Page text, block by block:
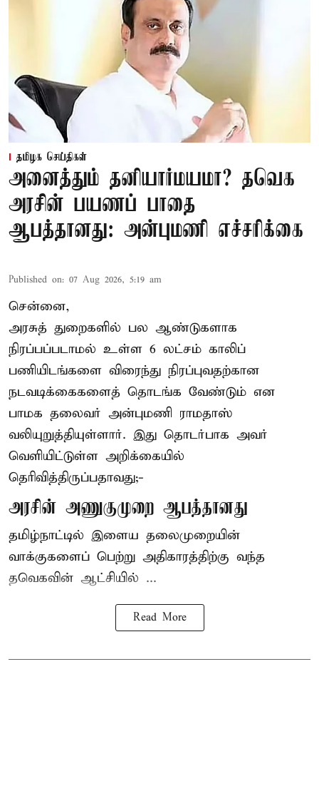
தமிழக செய்திகள்
அனைத்தும் தனியார்மயமா? தவெக
அரசின் பயணப் பாதை
ஆபத்தானது: அன்புமணி எச்சரிக்கை
Published on: 07 Aug 2026, 5:19 am
சென்னை,
அரசுத் துறைகளில் பல ஆண்டுகளாக
நிரப்பப்படாமல் உள்ள 6 லட்சம் காலிப்
பணியிடங்களை விரைந்து நிரப்புவதற்கான
நடவடிக்கைகளைத் தொடங்க வேண்டும் என
பாமக தலைவர் அன்புமணி ராமதாஸ்
வலியுறுத்தியுள்ளார். இது தொடர்பாக அவர்
வெளியிட்டுள்ள அறிக்கையில்
தெரிவித்திருப்பதாவது;-
அரசின் அணுகுமுறை ஆபத்தானது
தமிழ்நாட்டில் இளைய தலைமுறையின்
வாக்குகளைப் பெற்று அதிகாரத்திற்கு வந்த
தவெகவின் ஆட்சியில் ...
Read More